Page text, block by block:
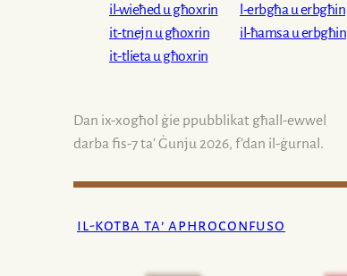
il-wieħed u għoxrin
it-tnejn u għoxrin
it-tlieta u għoxrin
l-erbgħa u erbgħin
il-ħamsa u erbgħin
Dan ix-xogħol ġie ppubblikat għall-ewwel
darbafis-7ta’ Ġunju 2026, f’dan il-ġurnal .
il-kotba ta’ aphroconfuso